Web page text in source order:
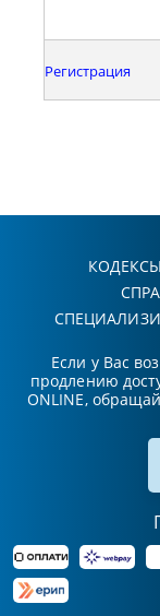
Регистрация
КОДЕКСЫ
Если у Вас
продлению
ONLINE,